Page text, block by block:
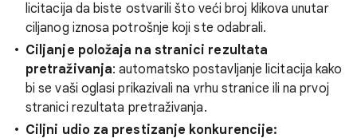
licitacija da biste ostvarili što veći broj klikova unutar
ciljanog iznosa potrošnje koji ste odabrali.
Ciljanje položaja na stranici rezultata
pretraživanja: automatsko postavljanje licitacija kako
bi se vaši oglasi prikazivali na vrhu stranice ili na prvoj
stranici rezultata pretraživanja.
Ciljni udio za prestizanje konkurencije: